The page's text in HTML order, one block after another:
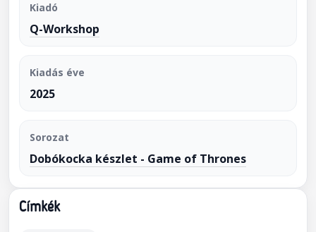
Kiadó
Q-Workshop
Kiadás éve
2025
Sorozat
Dobókocka készlet - Game of Thrones
Címkék